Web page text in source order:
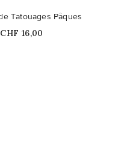
Tatouages Pâques
Prix
CHF 16,00